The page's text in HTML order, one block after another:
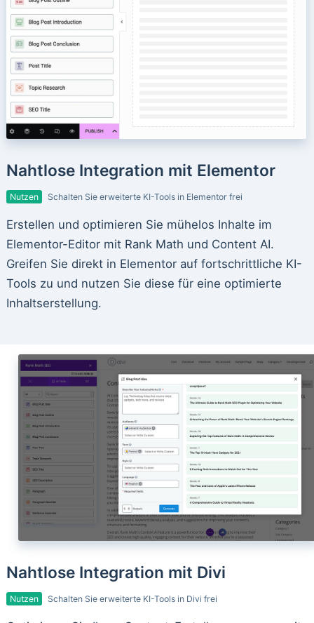
Nahtlose Integration mit Elementor
Nutzen Schalten Sie erweiterte KI-Tools in Elementor frei
Erstellen und optimieren Sie mühelos Inhalte im
Elementor-Editor mit Rank Math und Content AI.
Greifen Sie direkt in Elementor auf fortschrittliche KI-
Tools zu und nutzen Sie diese für eine optimierte
Inhaltserstellung.
Nahtlose Integration mit Divi
Nutzen Schalten Sie erweiterte KI-Tools in Divi frei